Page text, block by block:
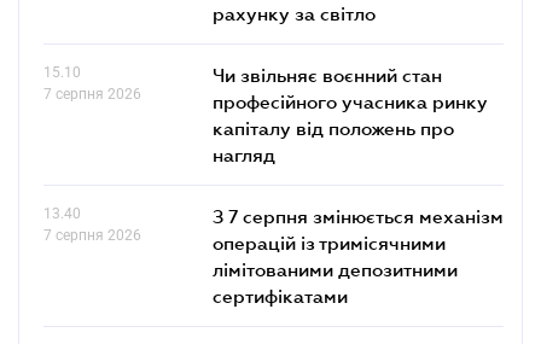
рахунку за світло
15.10
7 серпня 2026
Чи звільняє воєнний стан
професійного учасника ринку
капіталу від положень про
нагляд
13.40
7 серпня 2026
З 7 серпня змінюється механізм
операцій із тримісячними
лімітованими депозитними
сертифікатами